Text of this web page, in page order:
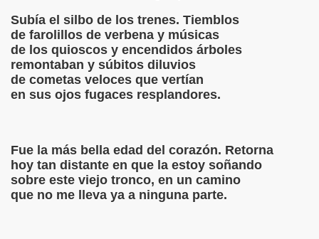
Subía el silbo de los trenes. Tiemblos
de farolillos de verbena y músicas
de los quioscos y encendidos árboles
remontaban y súbitos diluvios
de cometas veloces que vertían
en sus ojos fugaces resplandores.
Fue la más bella edad del corazón. Retorna
hoy tan distante en que la estoy soñando
sobre este viejo tronco, en un camino
que no me lleva ya a ninguna parte.
YANG SHEN